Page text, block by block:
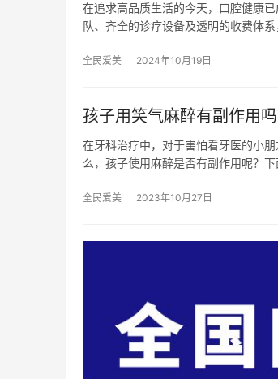
在追求高品质生活的今天，口腔健康
队、齐全的诊疗设备及透明的收费体
全民爱美 2024年10月19日
孩子用笑气麻醉有副作用
在牙科治疗中，对于害怕看牙医的小
么，孩子使用麻醉是否有副作用呢？
全民爱美 2023年10月27日